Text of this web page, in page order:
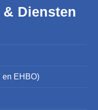
Diensten
en EHBO)